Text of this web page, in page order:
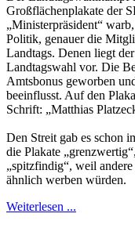
Großflächenplakate der
„Ministerpräsident“
Politik, genauer die
Landtags. Denen liegt
Landtagswahl vor. Die
Amtsbonus geworben
beeinflusst. Auf den
Schrift: „Matthias
Den Streit gab es schon
die Plakate
„spitzfindig“, weil
ähnlich werben würden.
Weiterlesen ...